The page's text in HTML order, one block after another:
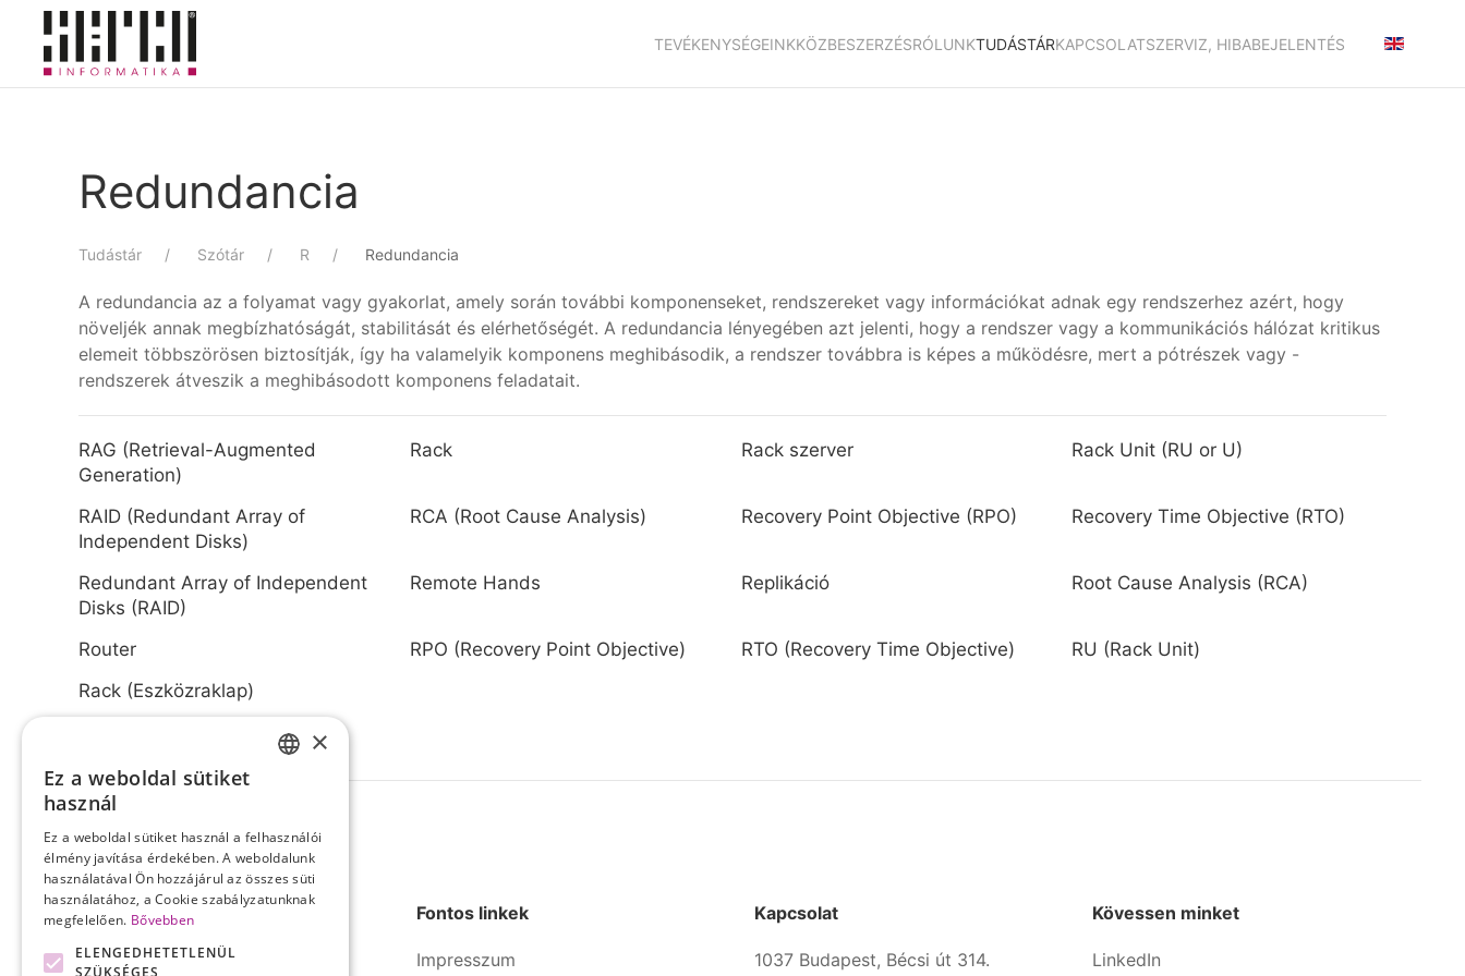
Skip to main content
TEVÉKENYSÉGEINKKÖZBESZERZÉSRÓLUNKTUDÁSTÁRKAPCSOLATSZERVIZ, HIBABEJELENTÉS
Redundancia
Tudástár Szótár R Redundancia
A redundancia az a folyamat vagy gyakorlat, amely során további komponenseket, rendszereket vagy információkat adnak egy rendszerhez azért, hogy
növeljék annak megbízhatóságát, stabilitását és elérhetőségét. A redundancia lényegében azt jelenti, hogy a rendszer vagy a kommunikációs hálózat kritikus
elemeit többszörösen biztosítják, így ha valamelyik komponens meghibásodik, a rendszer továbbra is képes a működésre, mert a pótrészek vagy -
rendszerek átveszik a meghibásodott komponens feladatait.
RAG (Retrieval-Augmented
Generation)
Rack Rack szerver Rack Unit (RU or U)
RAID (Redundant Array of
Independent Disks)
RCA (Root Cause Analysis) Recovery Point Objective (RPO) Recovery Time Objective (RTO)
Redundant Array of Independent
Disks (RAID)
Remote Hands Replikáció Root Cause Analysis (RCA)
Router RPO (Recovery Point Objective) RTO (Recovery Time Objective)
RU (Rack Unit)
Rack (Eszközraklap)
Fontos linkek
Impresszum
Kapcsolat
1037 Budapest, Bécsi út 314.
Kövessen minket
LinkedIn
×
Ez a weboldal sütiket
használ
Ez a weboldal sütiket használ a felhasználói
élmény javítása érdekében. A weboldalunk
használatával Ön hozzájárul az összes süti
használatához, a Cookie szabályzatunknak
megfelelően. Bővebben
ELENGEDHETETLENÜL
SZÜKSÉGES